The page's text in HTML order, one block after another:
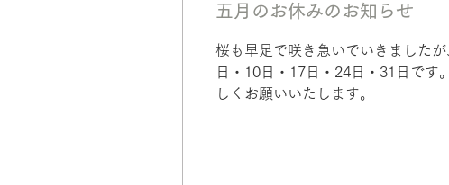
五月のお休みのお知らせ
桜も早足で咲き急いでいきました
日・10日・17日・24日・31日です
しくお願いいたします。